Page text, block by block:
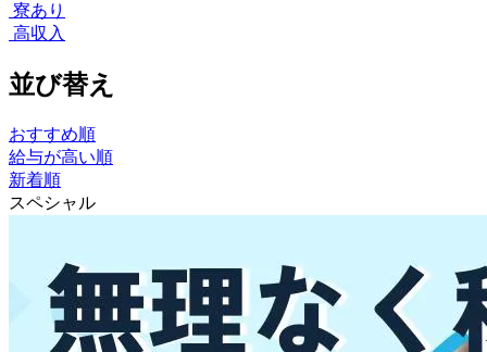
寮あり
高収入
並び替え
おすすめ順
給与が高い順
新着順
スペシャル